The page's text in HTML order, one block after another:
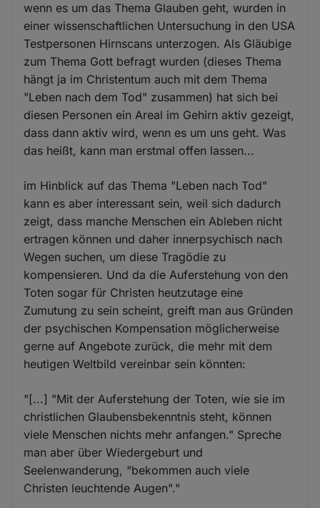
wenn es um das Thema Glauben geht, wurden in
einer wissenschaftlichen Untersuchung in den USA
Testpersonen Hirnscans unterzogen. Als Gläubige
zum Thema Gott befragt wurden (dieses Thema
hängt ja im Christentum auch mit dem Thema
"Leben nach dem Tod" zusammen) hat sich bei
diesen Personen ein Areal im Gehirn aktiv gezeigt,
dass dann aktiv wird, wenn es um uns geht. Was
das heißt, kann man erstmal offen lassen...
im Hinblick auf das Thema "Leben nach Tod"
kann es aber interessant sein, weil sich dadurch
zeigt, dass manche Menschen ein Ableben nicht
ertragen können und daher innerpsychisch nach
Wegen suchen, um diese Tragödie zu
kompensieren. Und da die Auferstehung von den
Toten sogar für Christen heutzutage eine
Zumutung zu sein scheint, greift man aus Gründen
der psychischen Kompensation möglicherweise
gerne auf Angebote zurück, die mehr mit dem
heutigen Weltbild vereinbar sein könnten:
"[...] "Mit der Auferstehung der Toten, wie sie im
christlichen Glaubensbekenntnis steht, können
viele Menschen nichts mehr anfangen." Spreche
man aber über Wiedergeburt und
Seelenwanderung, "bekommen auch viele
Christen leuchtende Augen"."